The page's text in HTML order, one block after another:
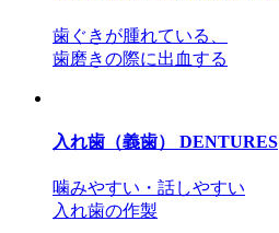
歯ぐきが腫れている、
歯磨きの際に出血する
入れ歯（義歯） DENTURES
噛みやすい・話しやすい
入れ歯の作製